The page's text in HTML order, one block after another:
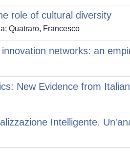
role of cultural diversity
Quatraro, Francesco
networks: an
New Evidence from
Intelligente.